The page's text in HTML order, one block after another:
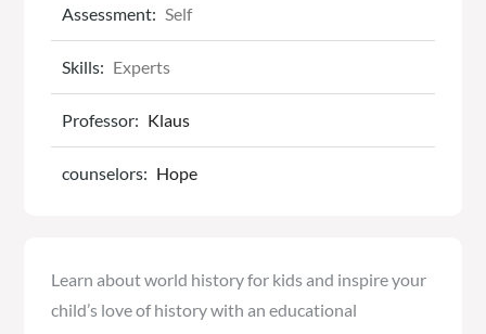
Assessment: Self
Skills: Experts
Professor: Klaus
counselors: Hope
Learn about world history for kids and inspire your
child’s love of history with an educational